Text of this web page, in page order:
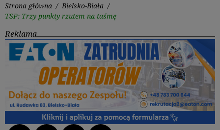
Strona główna / Bielsko-Biała /
TSP: Trzy punkty rzutem na taśmę
Reklama